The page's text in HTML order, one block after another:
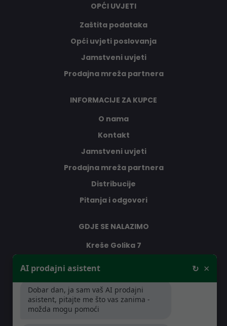
OPĆI UVJETI
Zaštita podataka
Opći uvjeti poslovanja
Jamstveni uvjeti
Prodajna mreža partnera
INFORMACIJE ZA KUPCE
O nama
Kontakt
Jamstveni uvjeti
Prodajna mreža partnera
Distribucije
Pitanja i odgovori
GDJE SE NALAZIMO
Kreše Golika 7
RADNO VRIJEME
AI prodajni asistent ↻ ×
Dobar dan, ja sam vaš AI prodajni
asistent, pitajte me što vas zanima -
možda mogu pomoći